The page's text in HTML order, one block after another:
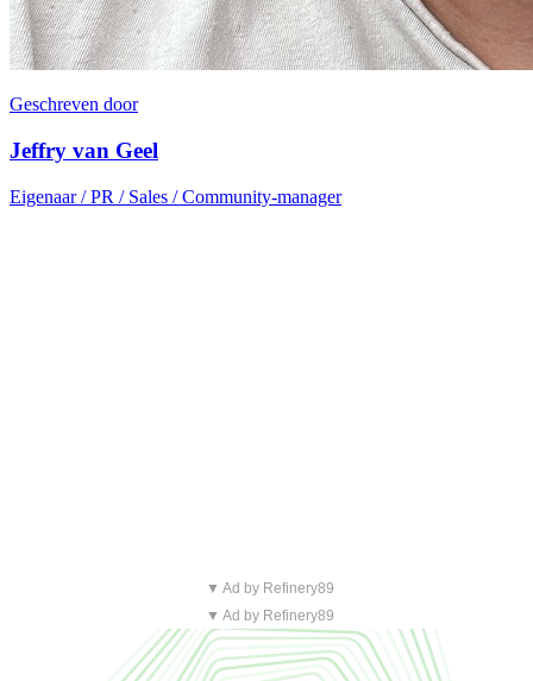
Geschreven door
Jeffry van Geel
Eigenaar / PR / Sales / Community-manager
▼ Ad by Refinery89
▼ Ad by Refinery89